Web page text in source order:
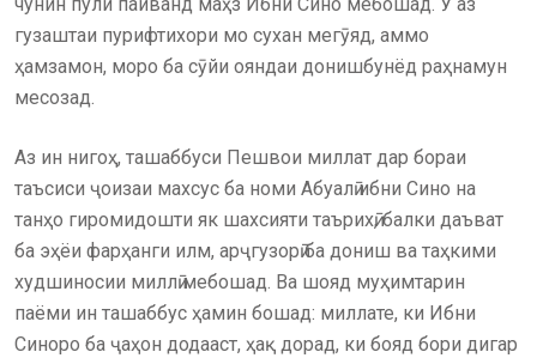
гузаштаи пурифтихори мо сухан мегӯяд, аммо
ҳамзамон, моро ба сӯйи ояндаи донишбунёд раҳнамун
месозад.
Аз ин нигоҳ, ташаббуси Пешвои миллат дар бораи
таъсиси ҷоизаи махсус ба номи Абуалӣ ибни Сино на
танҳо гиромидошти як шахсияти таърихӣ, балки даъват
ба эҳёи фарҳанги илм, арҷгузорӣ ба дониш ва таҳкими
худшиносии миллӣ мебошад. Ва шояд муҳимтарин
паёми ин ташаббус ҳамин бошад: миллате, ки Ибни
Синоро ба ҷаҳон додааст, ҳақ дорад, ки бояд бори дигар